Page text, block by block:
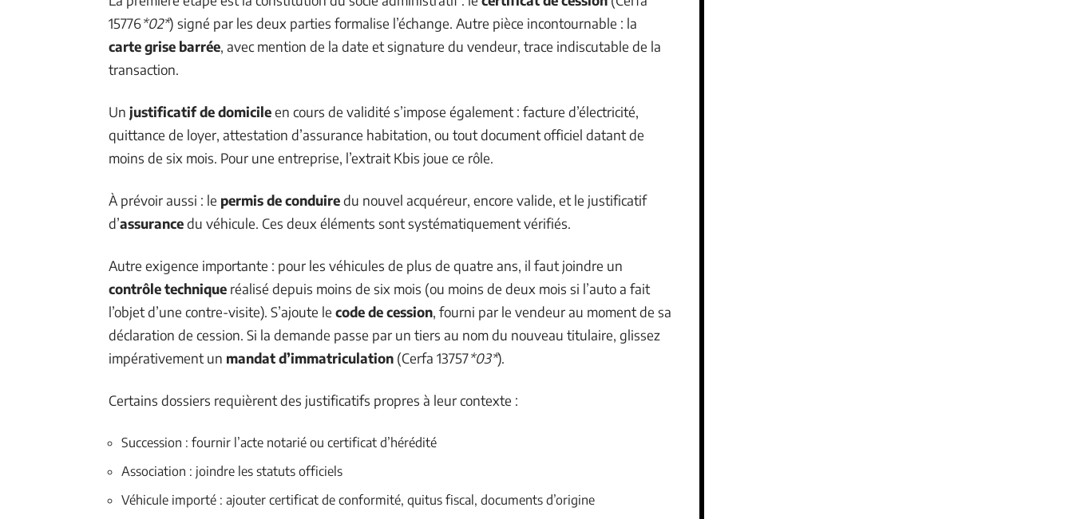
15776*02*) signé par les deux parties formalise l’échange. Autre pièce incontournable : la
carte grise barrée, avec mention de la date et signature du vendeur, trace indiscutable de la
transaction.
Un justificatif de domicileen cours de validité s’impose également : facture d’électricité,
quittance de loyer, attestation d’assurance habitation, ou tout document officiel datant de
moins de six mois. Pour une entreprise, l’extrait Kbis joue ce rôle.
À prévoir aussi : le permis de conduiredu nouvel acquéreur, encore valide, et le justificatif
d’assurancedu véhicule. Ces deux éléments sont systématiquement vérifiés.
Autre exigence importante : pour les véhicules de plus de quatre ans, il faut joindre un
contrôle technique réalisé depuis moins de six mois (ou moins de deux mois si l’auto a fait
l’objet d’une contre-visite). S’ajoute le code de cession, fourni par le vendeur au moment de sa
déclaration de cession. Si la demande passe par un tiers au nom du nouveau titulaire, glissez
impérativement un mandat d’immatriculation (Cerfa 13757*03*).
Certains dossiers requièrent des justificatifs propres à leur contexte :
Succession : fournir l’acte notarié ou certificat d’hérédité
Association : joindre les statuts officiels
Véhicule importé : ajouter certificat de conformité, quitus fiscal, documents d’origine